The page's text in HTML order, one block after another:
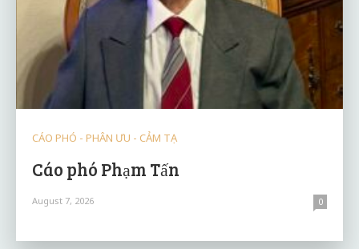
CÁO PHÓ - PHÂN ƯU - CẢM TẠ
Cáo phó Phạm Tấn
August 7, 2026 0